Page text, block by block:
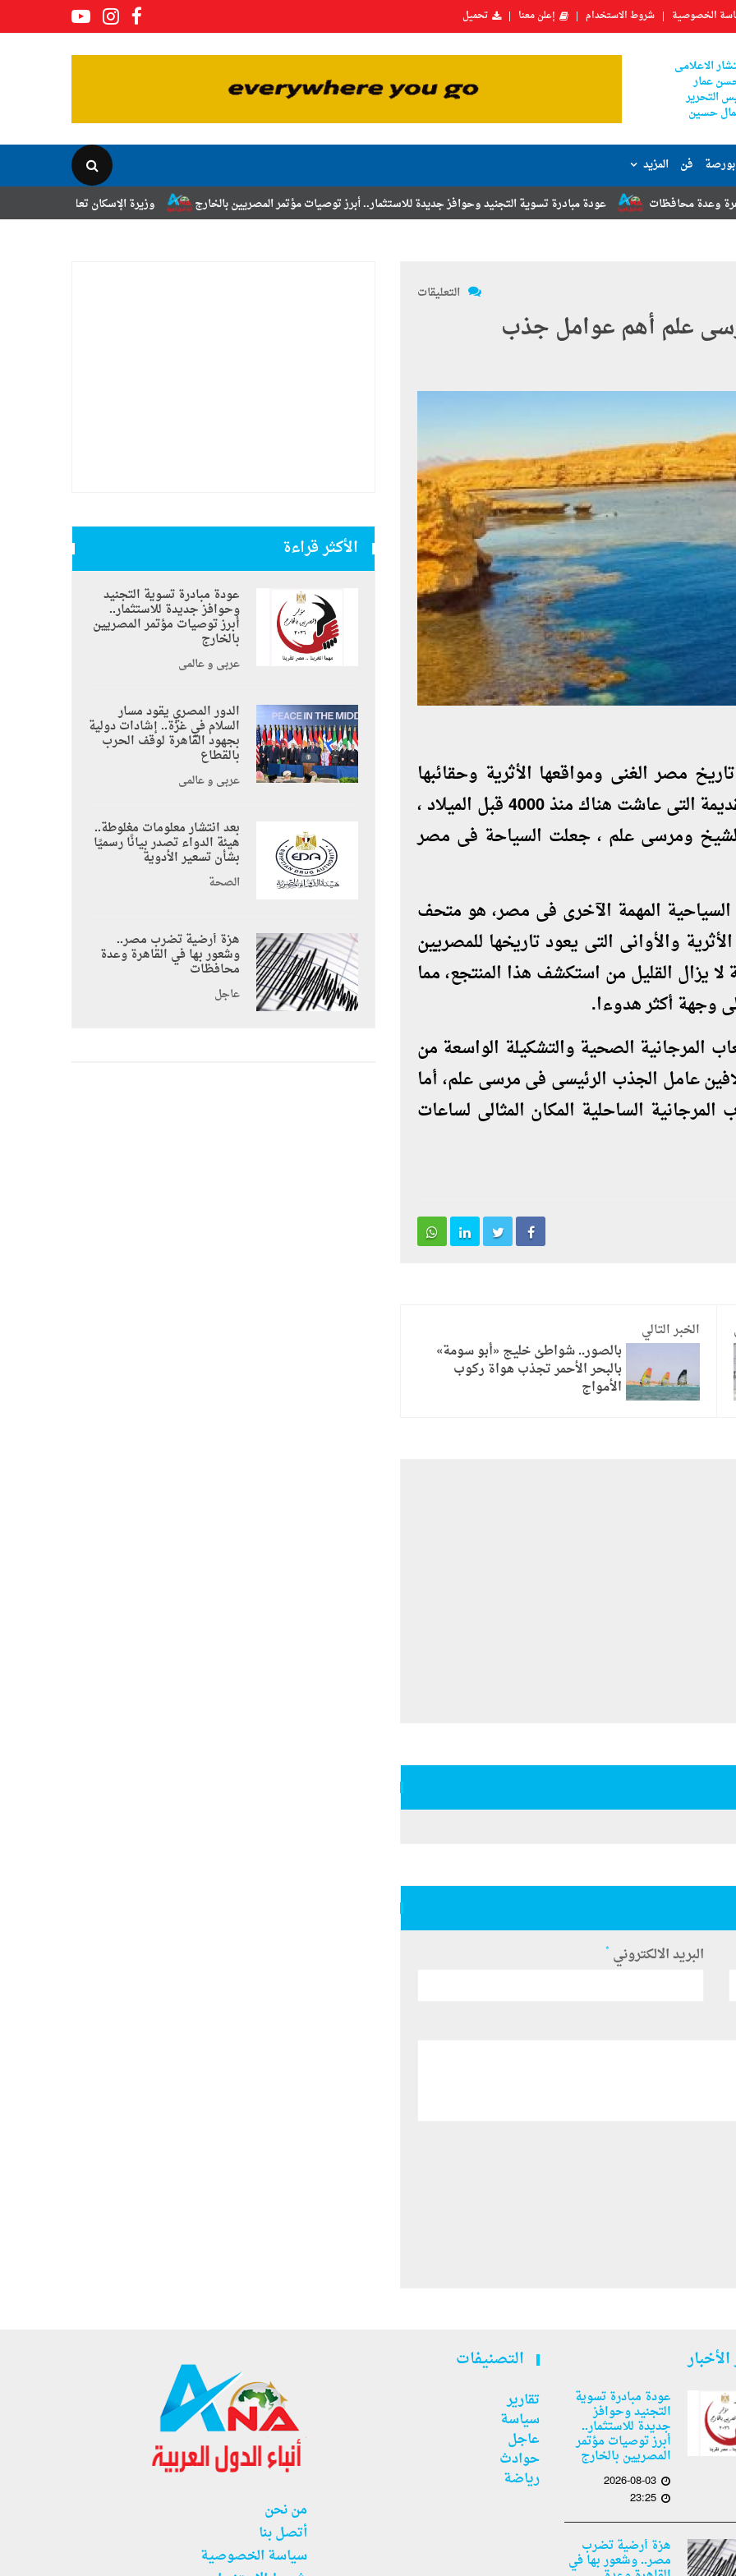
الخصوصية شروط الاستخدام إعلن معنا تحميل
الاعلامى
عمار
التحرير
حسين
فن المزيد
وزيرة الإسكان تعلن نتائج قرعة تخصيص أراضي عودة مبادرة تسوية التجنيد وحوافز جديدة للاستثمار.. أبرز توصيات مؤتمر المصريين بالخارج
التعليقات
علم أهم عوامل جذب
مصر الغنى ومواقعها الأثرية وحقائبها
الثقافية التى تركت كإرث من الشعوب القديمة التى عاشت هناك منذ 4000 قبل الميلاد ،
ومرسى علم ، جعلت السياحة فى مصر
السياحية المهمة الآخرى فى مصر، هو متحف
والأوانى التى يعود تاريخها للمصريين
يزال القليل من استكشف هذا المنتجع، مما
وجهة أكثر هدوءا.
المرجانية الصحية والتشكيلة الواسعة من
عامل الجذب الرئيسى فى مرسى علم، أما
المرجانية الساحلية المكان المثالى لساعات
الخبر التالي
بالصور.. شواطئ خليج «أبو سومة»
بالبحر الأحمر تجذب هواة ركوب
الأمواج
البريد الالكتروني *
الأكثر قراءة
عودة مبادرة تسوية التجنيد
وحوافز جديدة للاستثمار..
أبرز توصيات مؤتمر المصريين
بالخارج
عربي و عالمي
الدور المصري يقود مسار
السلام في غزة.. إشادات دولية
بجهود القاهرة لوقف الحرب
بالقطاع
عربي و عالمي
بعد انتشار معلومات مغلوطة..
هيئة الدواء تصدر بيانًا رسميًا
بشأن تسعير الأدوية
الصحة
هزة أرضية تضرب مصر..
وشعور بها في القاهرة وعدة
محافظات
عاجل
عودة مبادرة تسوية
التجنيد وحوافز
جديدة للاستثمار..
أبرز توصيات مؤتمر
المصريين بالخارج
2026-08-03
23:25
هزة أرضية تضرب
مصر.. وشعور بها في
التصنيفات
تقارير
سياسة
عاجل
حوادث
رياضة
من نحن
أتصل بنا
سياسة الخصوصية